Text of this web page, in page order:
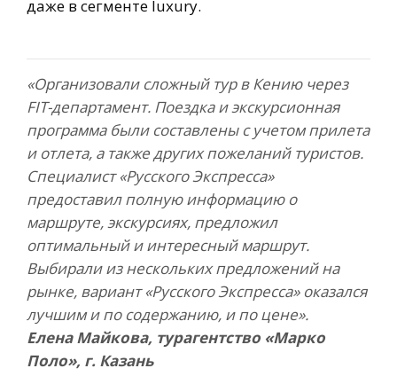
даже в сегменте luxury.
«Организовали сложный тур в Кению через
FIT-департамент. Поездка и экскурсионная
программа были составлены с учетом прилета
и отлета, а также других пожеланий туристов.
Специалист «Русского Экспресса»
предоставил полную информацию о
маршруте, экскурсиях, предложил
оптимальный и интересный маршрут.
Выбирали из нескольких предложений на
рынке, вариант «Русского Экспресса» оказался
лучшим и по содержанию, и по цене».
Елена Майкова, турагентство «Марко
Поло», г. Казань